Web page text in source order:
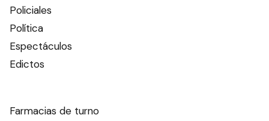
Policiales
Política
Espectáculos
Edictos
Farmacias de turno